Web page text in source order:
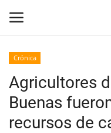
Inicio
Crónica
Crónica
Agricultores
Buenas
recursos de